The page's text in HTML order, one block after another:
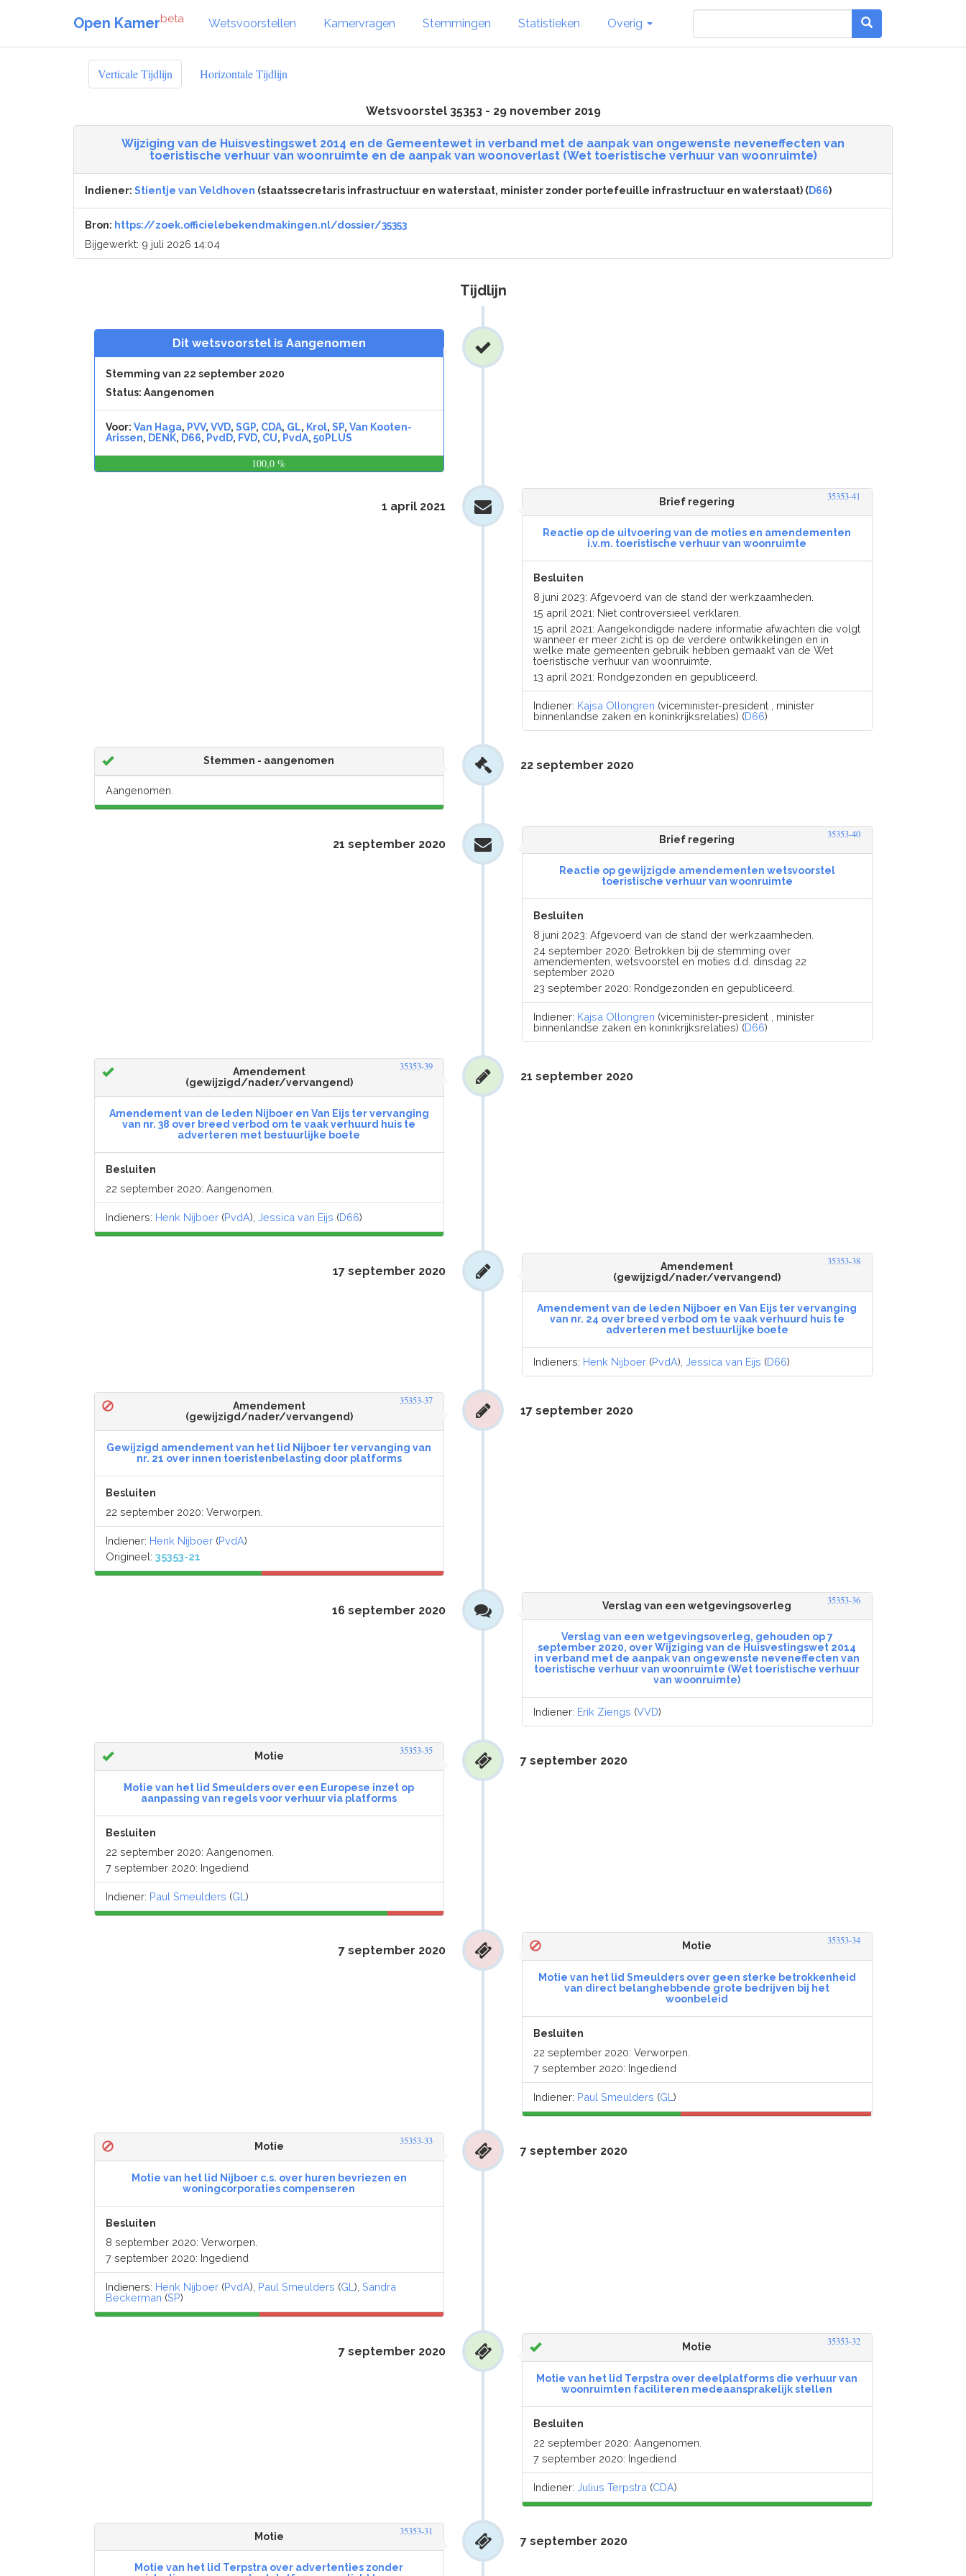
Open Kamerbeta Wetsvoorstellen Kamervragen Stemmingen Statistieken Overig
Verticale Tijdlijn Horizontale Tijdlijn
Wetsvoorstel 35353 - 29 november 2019
Wijziging van de Huisvestingswet 2014 en de Gemeentewet in verband met de aanpak van ongewenste neveneffecten van
toeristische verhuur van woonruimte en de aanpak van woonoverlast (Wet toeristische verhuur van woonruimte)
Indiener: Stientje van Veldhoven (staatssecretaris infrastructuur en waterstaat, minister zonder portefeuille infrastructuur en waterstaat) (D66)
Bron: https://zoek.officielebekendmakingen.nl/dossier/35353
Bijgewerkt: 9 juli 2026 14:04
Tijdlijn
Dit wetsvoorstel is Aangenomen
Stemming van 22 september 2020
Status: Aangenomen
Voor: Van Haga, PVV, VVD, SGP, CDA, GL, Krol, SP, Van Kooten-
Arissen, DENK, D66, PvdD, FVD, CU, PvdA, 50PLUS
100,0 %
Brief regering 35353-41
Reactie op de uitvoering van de moties en amendementen
i.v.m. toeristische verhuur van woonruimte
Besluiten
8 juni 2023: Afgevoerd van de stand der werkzaamheden.
15 april 2021: Niet controversieel verklaren.
15 april 2021: Aangekondigde nadere informatie afwachten die volgt
wanneer er meer zicht is op de verdere ontwikkelingen en in
welke mate gemeenten gebruik hebben gemaakt van de Wet
toeristische verhuur van woonruimte.
13 april 2021: Rondgezonden en gepubliceerd.
Indiener: Kajsa Ollongren (viceminister-president , minister
binnenlandse zaken en koninkrijksrelaties) (D66)
1 april 2021
Stemmen - aangenomen
Aangenomen.
22 september 2020
Brief regering 35353-40
Reactie op gewijzigde amendementen wetsvoorstel
toeristische verhuur van woonruimte
Besluiten
8 juni 2023: Afgevoerd van de stand der werkzaamheden.
24 september 2020: Betrokken bij de stemming over
amendementen, wetsvoorstel en moties d.d. dinsdag 22
september 2020
23 september 2020: Rondgezonden en gepubliceerd.
Indiener: Kajsa Ollongren (viceminister-president , minister
binnenlandse zaken en koninkrijksrelaties) (D66)
21 september 2020
Amendement
(gewijzigd/nader/vervangend)
35353-39
Amendement van de leden Nijboer en Van Eijs ter vervanging
van nr. 38 over breed verbod om te vaak verhuurd huis te
adverteren met bestuurlijke boete
Besluiten
22 september 2020: Aangenomen.
Indieners: Henk Nijboer(PvdA), Jessica van Eijs (D66)
21 september 2020
Amendement
(gewijzigd/nader/vervangend)
35353-38
Amendement van de leden Nijboer en Van Eijs ter vervanging
van nr. 24 over breed verbod om te vaak verhuurd huis te
adverteren met bestuurlijke boete
Indieners: Henk Nijboer (PvdA),Jessica van Eijs (D66)
17 september 2020
Amendement
(gewijzigd/nader/vervangend)
35353-37
Gewijzigd amendement van het lid Nijboer ter vervanging van
nr. 21 over innen toeristenbelasting door platforms
Besluiten
22 september 2020: Verworpen.
Indiener: Henk Nijboer(PvdA)
Origineel: 35353-21
17 september 2020
Verslag van een wetgevingsoverleg 35353-36
Verslag van een wetgevingsoverleg, gehouden op 7
september 2020, over Wijziging van de Huisvestingswet 2014
in verband met de aanpak van ongewenste neveneffecten van
toeristische verhuur van woonruimte (Wet toeristische verhuur
van woonruimte)
Indiener: Erik Ziengs (VVD)
16 september 2020
Motie 35353-35
Motie van het lid Smeulders over een Europese inzet op
aanpassing van regels voor verhuur via platforms
Besluiten
22 september 2020: Aangenomen.
7 september 2020: Ingediend
Indiener: Paul Smeulders (GL )
7 september 2020
Motie 35353-34
Motie van het lid Smeulders over geen sterke betrokkenheid
van direct belanghebbende grote bedrijven bij het
woonbeleid
Besluiten
22 september 2020: Verworpen.
7 september 2020: Ingediend
Indiener: Paul Smeulders (GL)
7 september 2020
Motie 35353-33
Motie van het lid Nijboer c.s. over huren bevriezen en
woningcorporaties compenseren
Besluiten
8 september 2020: Verworpen.
7 september 2020: Ingediend
Indieners: Henk Nijboer(PvdA), Paul Smeulders (GL ), Sandra
Beckerman (SP)
7 september 2020
Motie 35353-32
Motie van het lid Terpstra over deelplatforms die verhuur van
woonruimten faciliteren medeaansprakelijk stellen
Besluiten
22 september 2020: Aangenomen.
7 september 2020: Ingediend
Indiener:Julius Terpstra (CDA)
7 september 2020
Motie 35353-31
Motie van het lid Terpstra over advertenties zonder
7 september 2020